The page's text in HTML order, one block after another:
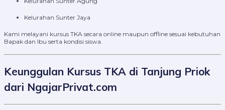
Kelurahan Sunter Jaya
Kami melayani kursus TKA secara online maupun offline sesuai kebutuhan
Bapak dan Ibu serta kondisi siswa.
Keunggulan Kursus TKA di Tanjung Priok
dari NgajarPrivat.com